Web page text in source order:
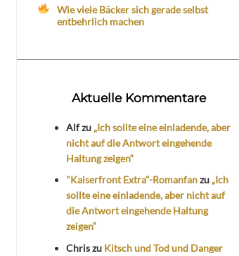
Wie viele Bäcker sich gerade selbst
entbehrlich machen
Aktuelle Kommentare
Alfzu „Ich sollte eine einladende, aber
nicht auf die Antwort eingehende
Haltung zeigen“
"Kaiserfront Extra"-Romanfanzu „Ich
sollte eine einladende, aber nicht auf
die Antwort eingehende Haltung
zeigen“
Chriszu Kitsch und Tod und Danger